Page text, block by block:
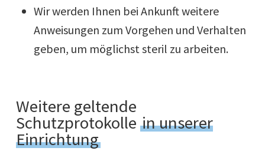
Wir werden Ihnen bei Ankunft weitere
Anweisungen zum Vorgehen und Verhalten
geben, um möglichst steril zu arbeiten.
Weitere geltende
Schutzprotokolle in unserer
Einrichtung